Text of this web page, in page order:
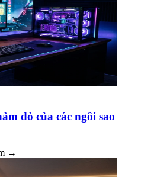
đỏ của các ngôi sao
→